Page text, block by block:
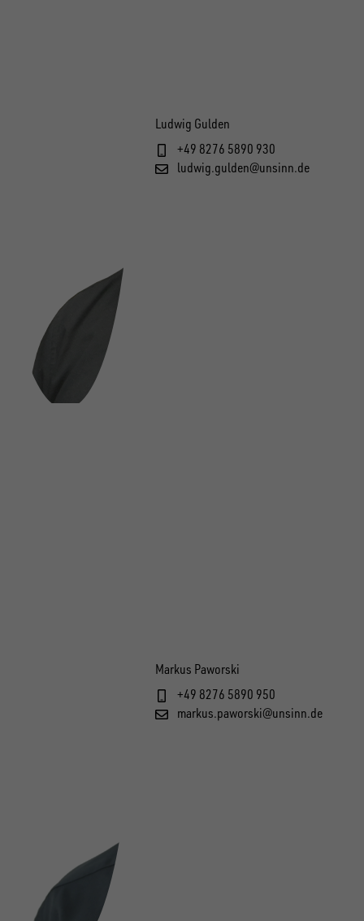
Ludwig Gulden
+49 8276 5890 930
ludwig.gulden@unsinn.de
Markus Paworski
+49 8276 5890 950
markus.paworski@unsinn.de